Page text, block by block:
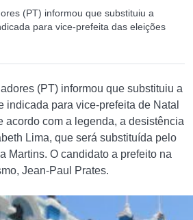
(PT) informou que substituiu a
para vice-prefeita das eleições
(PT) informou que substituiu a
indicada para vice-prefeita de Natal
acordo com a legenda, a desistência
Lima, que será substituída pelo
Martins. O candidato a prefeito na
Jean-Paul Prates.